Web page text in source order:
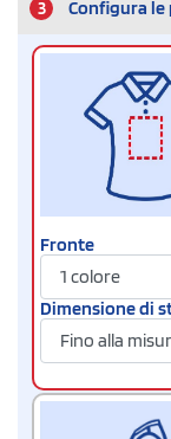
3 Configura
Fronte
Dimensione di